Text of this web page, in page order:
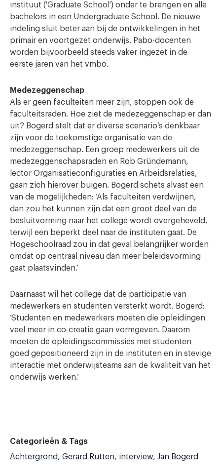
instituut ('Graduate School') onder te brengen en alle
bachelors in een Undergraduate School. De nieuwe
indeling sluit beter aan bij de ontwikkelingen in het
primair en voortgezet onderwijs. Pabo-docenten
worden bijvoorbeeld steeds vaker ingezet in de
eerste jaren van het vmbo.
Medezeggenschap
Als er geen faculteiten meer zijn, stoppen ook de
faculteitsraden. Hoe ziet de medezeggenschap er dan
uit? Bogerd stelt dat er diverse scenario’s denkbaar
zijn voor de toekomstige organisatie van de
medezeggenschap. Een groep medewerkers uit de
medezeggenschapsraden en Rob Gründemann,
lector Organisatieconfiguraties en Arbeidsrelaties,
gaan zich hierover buigen. Bogerd schets alvast een
van de mogelijkheden: ‘Als faculteiten verdwijnen,
dan zou het kunnen zijn dat een groot deel van de
besluitvorming naar het college wordt overgeheveld,
terwijl een beperkt deel naar de instituten gaat. De
Hogeschoolraad zou in dat geval belangrijker worden
omdat op centraal niveau dan meer beleidsvorming
gaat plaatsvinden.’
Daarnaast wil het college dat de participatie van
medewerkers en studenten versterkt wordt. Bogerd:
‘Studenten en medewerkers moeten die opleidingen
veel meer in co-creatie gaan vormgeven. Daarom
moeten de opleidingscommissies met studenten
goed gepositioneerd zijn in de instituten en in stevige
interactie met onderwijsteams aan de kwaliteit van het
onderwijs werken.’
Categorieën & Tags
Achtergrond
Gerard Rutten interview Jan Bogerd